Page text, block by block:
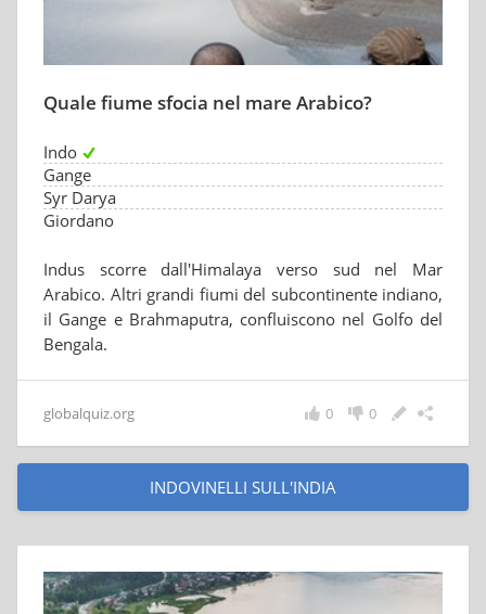
Quale fiume sfocia nel mare Arabico?
Indo
Gange
Syr Darya
Giordano
Indus scorre dall'Himalaya verso sud nel Mar
Arabico. Altri grandi fiumi del subcontinente indiano,
il Gange e Brahmaputra, confluiscono nel Golfo del
Bengala.
globalquiz.org 0
0
INDOVINELLI SULL'INDIA